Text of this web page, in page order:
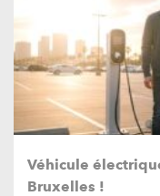
Véhicule
Bruxelles !